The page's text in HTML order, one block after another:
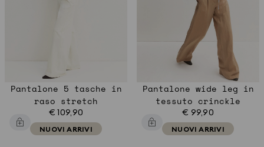
Pantalone 5 tasche in
raso stretch
€ 109,90
NUOVI ARRIVI
Pantalone wide leg in
tessuto crinckle
€ 99,90
NUOVI ARRIVI